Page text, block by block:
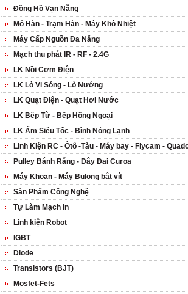
Đồng Hồ Vạn Năng
Mỏ Hàn - Trạm Hàn - Máy Khò Nhiệt
Máy Cấp Nguồn Đa Năng
Mạch thu phát IR - RF - 2.4G
LK Nồi Cơm Điện
LK Lò Vi Sóng - Lò Nướng
LK Quạt Điện - Quạt Hơi Nước
LK Bếp Từ - Bếp Hồng Ngoại
LK Ấm Siêu Tốc - Bình Nóng Lạnh
Linh Kiện RC - Ôtô -Tàu - Máy bay - Flycam -
Pulley Bánh Răng - Dây Đai Curoa
Máy Khoan - Máy Bulong bắt vít
Sản Phẩm Công Nghệ
Tự Làm Mạch in
Linh kiện Robot
IGBT
Diode
Transistors (BJT)
Mosfet-Fets